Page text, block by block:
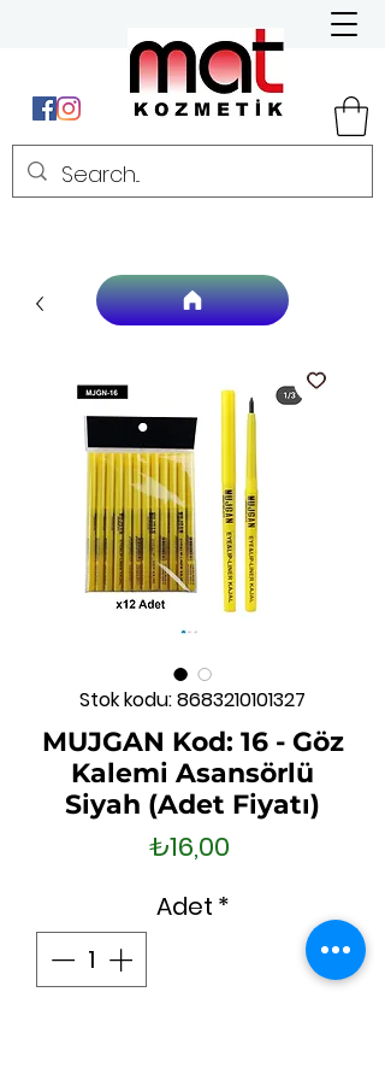
Stok kodu: 8683210101327
MUJGAN Kod: 16 - Göz
Kalemi Asansörlü
Siyah (Adet Fiyatı)
₺16,00
Adet *